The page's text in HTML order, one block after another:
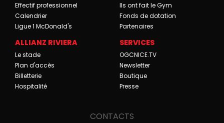
Effectif professionnel
Calendrier
Ligue 1 McDonald's
Ils ont fait le Gym
Fonds de dotation
Partenaires
ALLIANZ RIVIERA
Le stade
Plan d'accès
Billetterie
Hospitalité
SERVICES
OGCNICE.TV
Newsletter
Boutique
Presse
CONTACTS